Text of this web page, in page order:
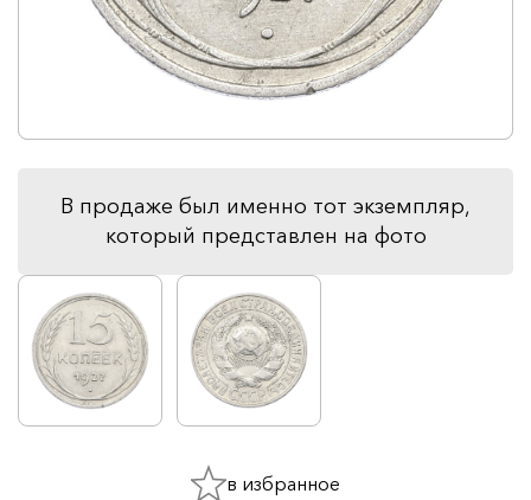
В продаже был именно тот экземпляр,
который представлен на фото
в избранное